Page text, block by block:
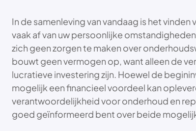
In de samenleving van vandaag is het
vaak af van uw persoonlijke
zich geen zorgen te maken over
bouwt geen vermogen op, want alleen de
lucratieve investering zijn. Hoewel de
mogelijk een financieel voordeel kan
verantwoordelijkheid voor onderhoud en
goed geïnformeerd bent over beide